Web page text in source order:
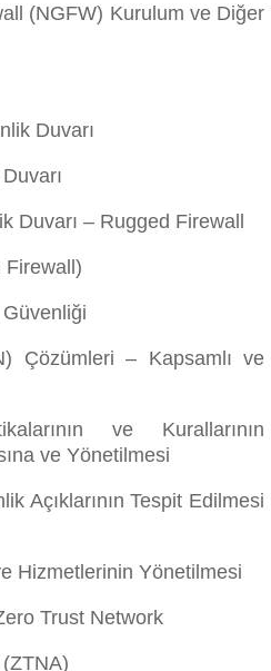
(NGFW) Kurulum ve Diğer
Duvarı
Duvarı – Rugged Firewall
Firewall)
Çözümleri – Kapsamlı ve
ve Kurallarının
ve Yönetilmesi
Açıklarının Tespit Edilmesi
Hizmetlerinin Yönetilmesi
Trust Network
(ZTNA)